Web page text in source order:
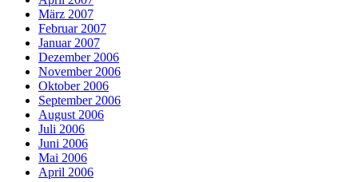
März 2007
Februar 2007
Januar 2007
Dezember 2006
November 2006
Oktober 2006
September 2006
August 2006
Juli 2006
Juni 2006
Mai 2006
April 2006